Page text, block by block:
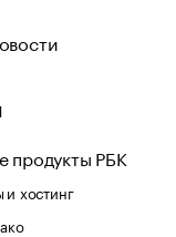
продукты РБК
хостинг